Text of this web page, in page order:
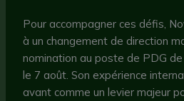
Pour accompagner ces défis,
à un changement de direction
nomination au poste de PDG
le 7 août. Son expérience
avant comme un levier majeur